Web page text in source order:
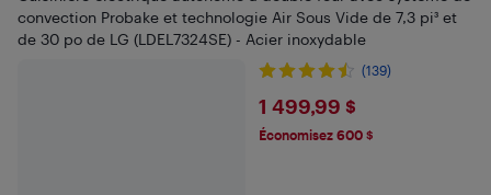
convection Probake et technologie Air Sous Vide de 7,3 pi³ et
de 30 po de LG (LDEL7324SE) - Acier inoxydable
(139)
$1499.99
1 499,99 $
Économisez 600 $